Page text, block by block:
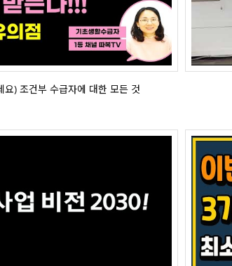
요) 조건부 수급자에 대한 모든 것